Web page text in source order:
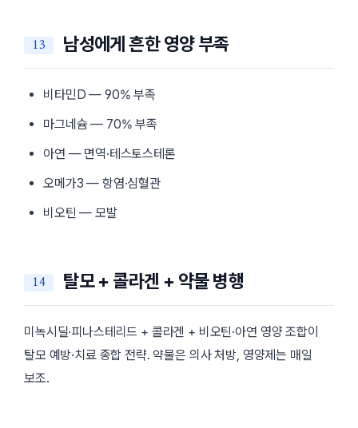
남성에게 흔한 영양 부족
비타민D — 90% 부족
마그네슘 — 70% 부족
아연 — 면역·테스토스테론
오메가3 — 항염·심혈관
비오틴 — 모발
탈모 + 콜라겐 + 약물 병행
미녹시딜·피나스테리드 + 콜라겐 + 비오틴·아연 영양 조합이
탈모 예방·치료 종합 전략. 약물은 의사 처방, 영양제는 매일
보조.